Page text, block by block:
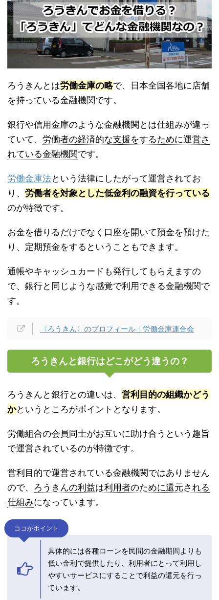
ろうきんとは労働金庫の略で、日本全国各地に店舗
を持っている金融機関です。
銀行や信用金庫のような金融機関とは仕組みが違っ
ていて、 労働者の経済的な支援をするために運営さ
れている金融機関です。
労働金庫法という法律にしたがって運営されてお
り、 労働者を対象とした低金利の融資を行っている
のが特徴です。
お金を借りるだけでなく口座を開いて預金を預けた
り、定期預金をするということもできます。
通帳やキャッシュカードも発行してもらえますの
で、銀行と同じような感覚で利用できる金融機関で
す。
〈ろうきん〉のプロフィール｜労働金庫連合会
ろうきんと銀行はどこがどう違うの？
ろうきんと銀行との違いは、 営利目的の組織かどう
かというところがポイントとなります。
労働組合の会員同士がお互いに助け合うという趣旨
で運営されているのが特徴です。
営利目的で運営されている金融機関ではありません
ので、 ろうきんの利益は利用者のために還元される
仕組みになっています。
ココがポイント
具体的には各種ローンを民間の金融期間よりも
低い金利で提供したり、利用者にとって利用し
やすいサービスにすることで利益の還元を行っ
ています。